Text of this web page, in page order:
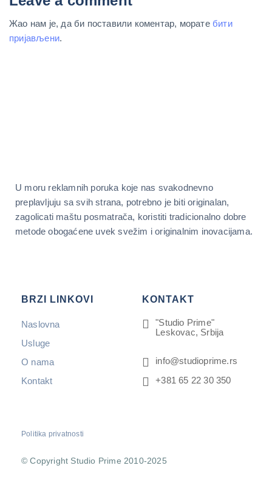
Жао нам је, да би поставили коментар, морате бити
пријављени.
U moru reklamnih poruka koje nas svakodnevno
preplavljuju sa svih strana, potrebno je biti originalan,
zagolicati maštu posmatrača, koristiti tradicionalno dobre
metode obogaćene uvek svežim i originalnim inovacijama.
BRZI LINKOVI
Naslovna
Usluge
O nama
Kontakt
KONTAKT
"Studio Prime"
Leskovac, Srbija
info@studioprime.rs
+381 65 22 30 350
Politika privatnosti
© Copyright Studio Prime 2010-2025